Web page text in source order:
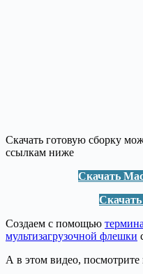
Скачать готовую сборку
ссылкам ниже
Скачать
Скачать
Создаем с помощью
мультизагрузочной флешки
А в этом видео, посмотрите